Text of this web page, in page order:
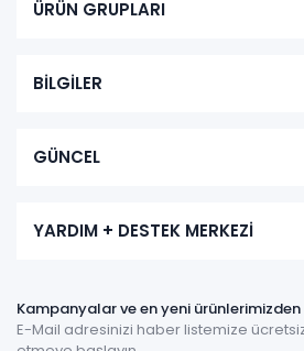
ÜRÜN GRUPLARI
BİLGİLER
GÜNCEL
YARDIM + DESTEK MERKEZİ
Kampanyalar ve en yeni
E-Mail adresinizi haber listemize